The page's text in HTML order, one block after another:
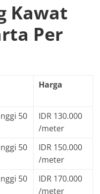
Kawat
Per
Harga
50
IDR 130.000
/meter
50
IDR 150.000
/meter
50
IDR 170.000
/meter